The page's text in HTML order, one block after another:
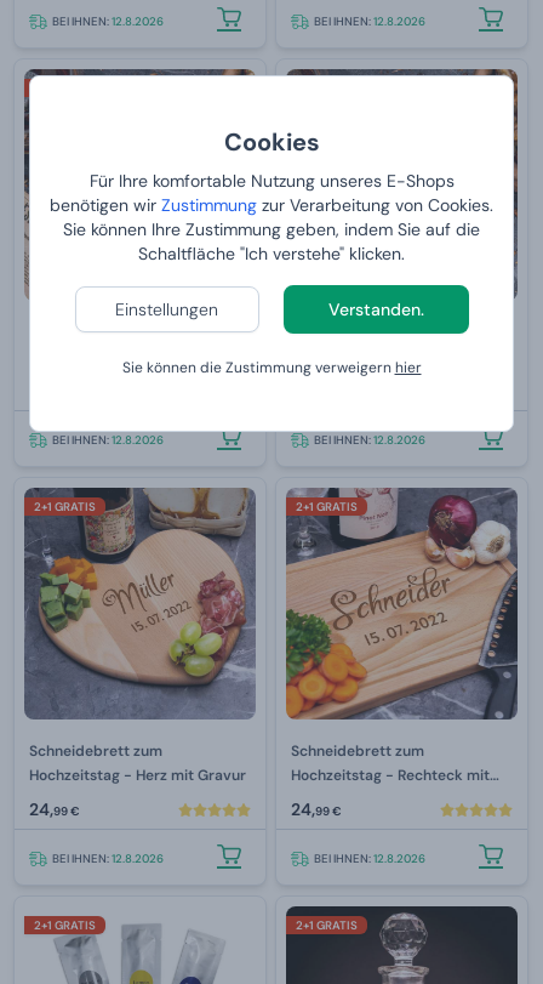
Cookies
Für Ihre komfortable Nutzung unseres E-Shops
benötigen wir Zustimmung zur Verarbeitung von Cookies.
Sie können Ihre Zustimmung geben, indem Sie auf die
Schaltfläche "Ich verstehe" klicken.
Einstellungen Verstanden.
Sie können die Zustimmung verweigernhier
BEI IHNEN:12.8.2026 BEI IHNEN:12.8.2026
Nachfüllbares Metall-
BEI IHNEN:12.8.2026
Nachfüllbares Metall-
BEI IHNEN:12.8.2026
2+1 GRATIS
Schneidebrett zum
Hochzeitstag - Herz mit Gravur
24,99 €
BEI IHNEN:12.8.2026
2+1 GRATIS
Schneidebrett zum
Hochzeitstag - Rechteck mit
Gravur
24,99 €
BEI IHNEN:12.8.2026
2+1 GRATIS 2+1 GRATIS